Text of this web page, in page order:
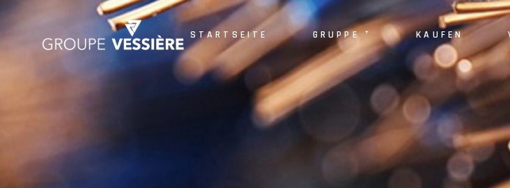
STARTSEITE GRUPPE+
Unsere aufgaben
Infrastrukturen
Geschichte
KAUFEN